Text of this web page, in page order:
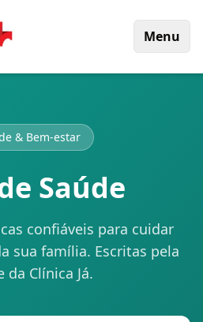
Menu
& Bem-estar
Saúde
confiáveis para cuidar
sua família. Escritas pela
da Clínica Já.